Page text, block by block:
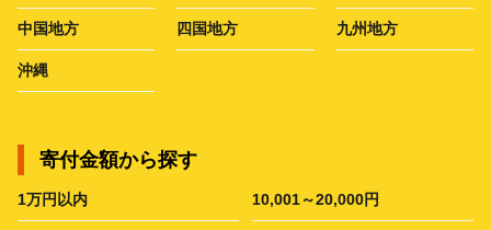
中国地方 四国地方 九州地方
沖縄
寄付金額から探す
1万円以内 10,001～20,000円